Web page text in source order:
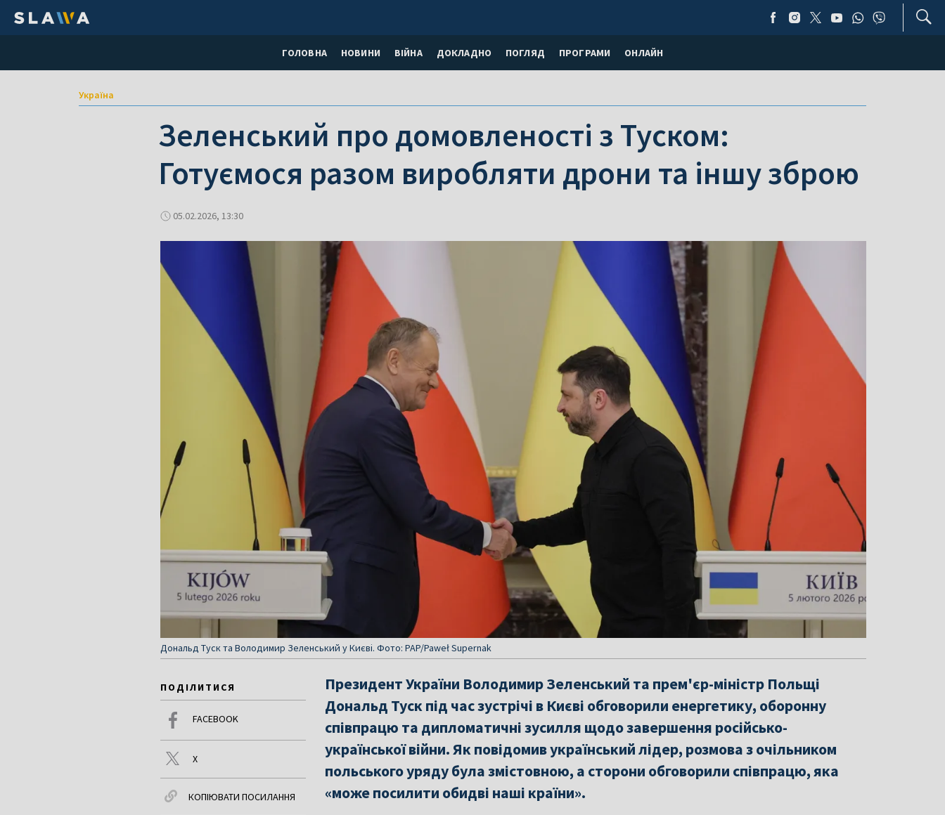
ГОЛОВНА НОВИНИ ВІЙНА ДОКЛАДНО ПОГЛЯД ПРОГРАМИ ОНЛАЙН
Україна
Зеленський про домовленості з Туском:
Готуємося разом виробляти дрони та іншу зброю
05.02.2026, 13:30
Дональд Туск та Володимир Зеленський у Києві. Фото: PAP/Paweł Supernak
ПОДІЛИТИСЯ
FACEBOOK
X
КОПІЮВАТИ ПОСИЛАННЯ
Президент України Володимир Зеленський та прем'єр-міністр Польщі
Дональд Туск під час зустрічі в Києві обговорили енергетику, оборонну
співпрацю та дипломатичні зусилля щодо завершення російсько-
української війни. Як повідомив український лідер, розмова з очільником
польського уряду була змістовною, а сторони обговорили співпрацю, яка
«може посилити обидві наші країни».